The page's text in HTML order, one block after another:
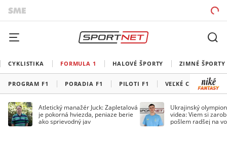
CYKLISTIKA FORMULA 1 HALOVÉ ŠPORTY ZIMNÉ ŠPORTY
PROGRAM F1 PORADIA F1 PILOTI F1 VEĽKÉ CENY F1
Atletický manažér Juck: Zapletalová
je pokorná hviezda, peniaze berie
ako sprievodný jav
Ukrajinský
videa: Viem si
pošlem radšej na